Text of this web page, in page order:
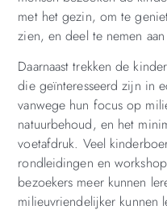
met het gezin, om te
zien, en deel te nemen
Daarnaast trekken de
die geïnteresseerd zijn in
vanwege hun focus op
natuurbehoud, en het
voetafdruk. Veel
rondleidingen en
bezoekers meer kunnen
milieuvriendelijker kunnen